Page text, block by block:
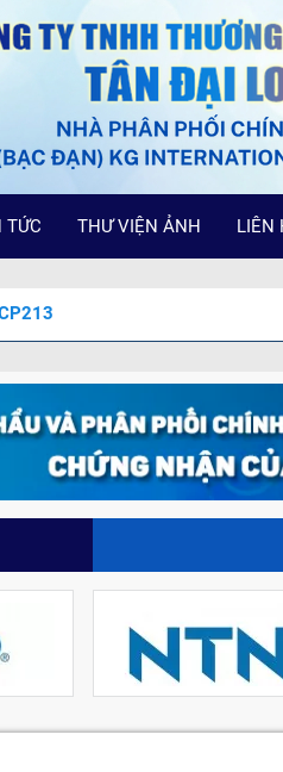
TỨC THƯ VIỆN ẢNH LIÊN